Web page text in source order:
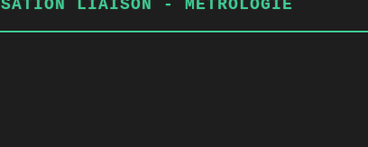
LIAISON - MÉTROLOGIE